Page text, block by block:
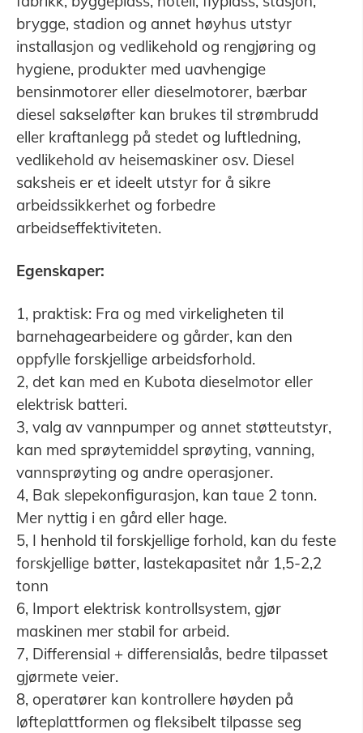
brygge, stadion og annet høyhus utstyr
installasjon og vedlikehold og rengjøring og
hygiene, produkter med uavhengige
bensinmotorer eller dieselmotorer, bærbar
diesel sakseløfter kan brukes til strømbrudd
eller kraftanlegg på stedet og luftledning,
vedlikehold av heisemaskiner osv. Diesel
saksheis er et ideelt utstyr for å sikre
arbeidssikkerhet og forbedre
arbeidseffektiviteten.
Egenskaper:
1, praktisk: Fra og med virkeligheten til
barnehagearbeidere og gårder, kan den
oppfylle forskjellige arbeidsforhold.
2, det kan med en Kubota dieselmotor eller
elektrisk batteri.
3, valg av vannpumper og annet støtteutstyr,
kan med sprøytemiddel sprøyting, vanning,
vannsprøyting og andre operasjoner.
4, Bak slepekonfigurasjon, kan taue 2 tonn.
Mer nyttig i en gård eller hage.
5, I henhold til forskjellige forhold, kan du feste
forskjellige bøtter, lastekapasitet når 1,5-2,2
tonn
6, Import elektrisk kontrollsystem, gjør
maskinen mer stabil for arbeid.
7, Differensial + differensialås, bedre tilpasset
gjørmete veier.
8, operatører kan kontrollere høyden på
løfteplattformen og fleksibelt tilpasse seg